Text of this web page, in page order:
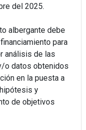
del 2025.
albergante debe
para
análisis de las
o datos obtenidos
en la puesta a
y
de objetivos